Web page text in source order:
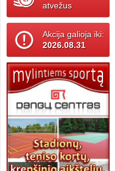
atvežus
Akcija galioja iki:
2026.08.31